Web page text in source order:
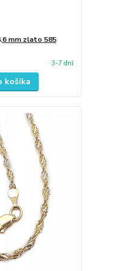
mm zlato 585
3-7 dní
košíka